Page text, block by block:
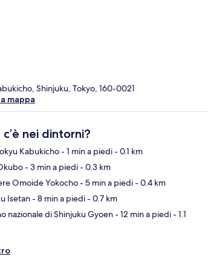
Shinjuku, Tokyo, 160-0021
mappa
c’è nei dintorni?
Kabukicho- 1 min a piedi- 0.1 km
- 3 min a piedi- 0.3 km
Omoide Yokocho- 5 min a piedi- 0.4 km
Isetan- 8 min a piedi- 0.7 km
nazionale di Shinjuku Gyoen- 12 min a piedi- 1.1